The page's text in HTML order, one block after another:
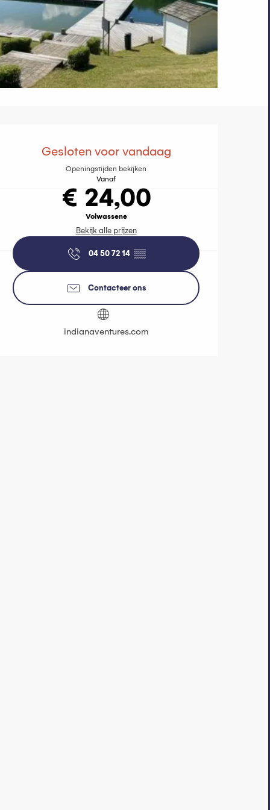
Gesloten voor vandaag
Openingstijden bekijken
Vanaf
€ 24,00
Volwassene
Bekijk alle prijzen
04 50 72 14 ▒▒
Contacteer ons
indianaventures.com